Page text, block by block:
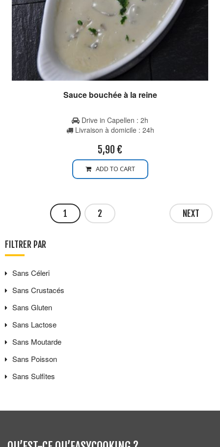
Sauce bouchée à la reine
Drive in Capellen : 2h
Livraison à domicile : 24h
5,90 €
ADD TO CART
1 2 NEXT
FILTRER PAR
Sans Céleri
Sans Crustacés
Sans Gluten
Sans Lactose
Sans Moutarde
Sans Poisson
Sans Sulfites